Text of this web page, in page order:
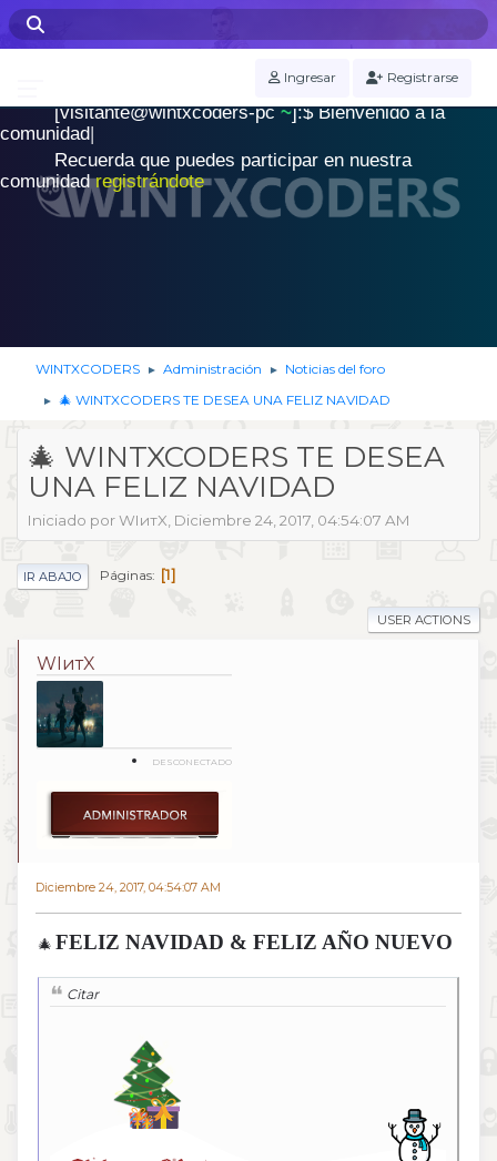
Ingresar Registrarse
WINTXCODERS Terminal
[visitante@wintxcoders-pc~]:$ .
Bienvenido a la
comunidad|
Recuerda que puedes participar en nuestra
comunidadregistrándote
WINTXCODERS ► Administración ► Noticias del foro
► 🎄 WINTXCODERS TE DESEA UNA FELIZ NAVIDAD
🎄 WINTXCODERS TE DESEA
UNA FELIZ NAVIDAD
Iniciado por WIитX, Diciembre 24, 2017, 04:54:07 AM
IR ABAJO Páginas 1
USER ACTIONS
WIитX
DESCONECTADO
Diciembre 24, 2017, 04:54:07 AM
🎄 FELIZ NAVIDAD & FELIZ AÑO NUEVO
Citar